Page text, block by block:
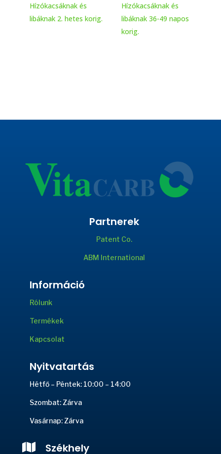
Hízókacsáknak és
libáknak 2. hetes korig.
Hízókacsáknak és
libáknak 36-49 napos
korig.
Partnerek
Patent Co.
ABM International
Információ
Rólunk
Termékek
Kapcsolat
Nyitvatartás
Hétfő – Péntek: 10:00 – 14:00
Szombat: Zárva
Vasárnap: Zárva
 Székhely